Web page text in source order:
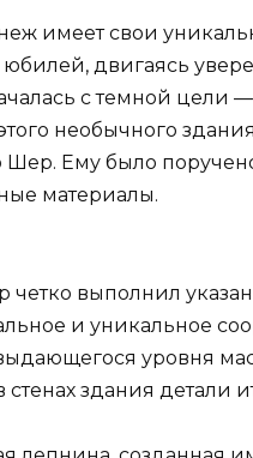
имеет свои
двигаясь
с темной цели
необычного
Ему было
материалы.
четко выполнил
и уникальное
уровня
стенах здания детали